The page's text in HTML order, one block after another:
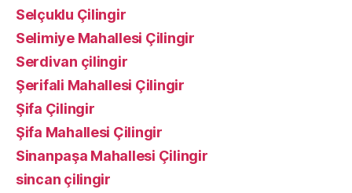
Selçuklu Çilingir
Selimiye Mahallesi Çilingir
Serdivan çilingir
Şerifali Mahallesi Çilingir
Şifa Çilingir
Şifa Mahallesi Çilingir
Sinanpaşa Mahallesi Çilingir
sincan çilingir